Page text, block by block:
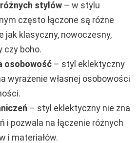
stylów – w stylu
często łączone są różne
jak klasyczny, nowoczesny,
czy boho.
osobowość – styl eklektyczny
wyrażenie własnej osobowości
– styl eklektyczny nie zna
i pozwala na łączenie różnych
i materiałów.